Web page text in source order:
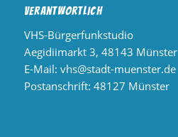
Verantwortlich
VHS-Bürgerfunkstudio
Aegidiimarkt 3, 48143 Münster
E-Mail: vhs@stadt-muenster.de
Postanschrift: 48127 Münster